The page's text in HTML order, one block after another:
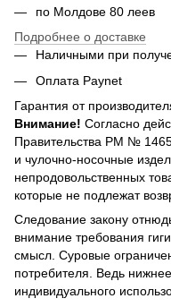
по Молдове 80 леев
Подробнее о доставке
Наличными при
Оплата Paynet
Гарантия от
Внимание! Согласно
Правительства РМ №
и чулочно-носочные
непродовольственных
которые не подлежат
Следование закону
внимание требования
смысл. Суровые
потребителя. Ведь
индивидуального